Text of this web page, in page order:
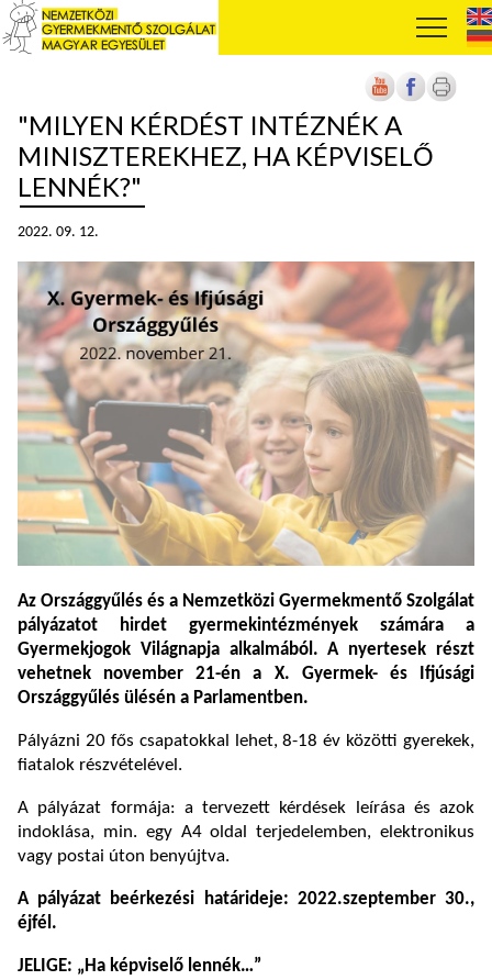
"MILYEN KÉRDÉST INTÉZNÉK A
MINISZTEREKHEZ, HA KÉPVISELŐ
LENNÉK?"
2022. 09. 12.
Az Országgyűlés és a Nemzetközi Gyermekmentő Szolgálat
pályázatot hirdet gyermekintézmények számára a
Gyermekjogok Világnapjaalkalmából. A nyertesek részt
vehetnek november 21-én a X. Gyermek- és Ifjúsági
Országgyűlés ülésén a Parlamentben.
Pályázni 20 fős csapatokkal lehet, 8-18 év közötti gyerekek,
fiatalok részvételével.
A pályázat formája: a tervezett kérdések leírása és azok
indoklása, min. egy A4 oldal terjedelemben, elektronikus
vagy postai úton benyújtva.
A pályázat beérkezési határideje: 2022.szeptember 30.,
éjfél.
JELIGE: „Ha képviselő lennék…”